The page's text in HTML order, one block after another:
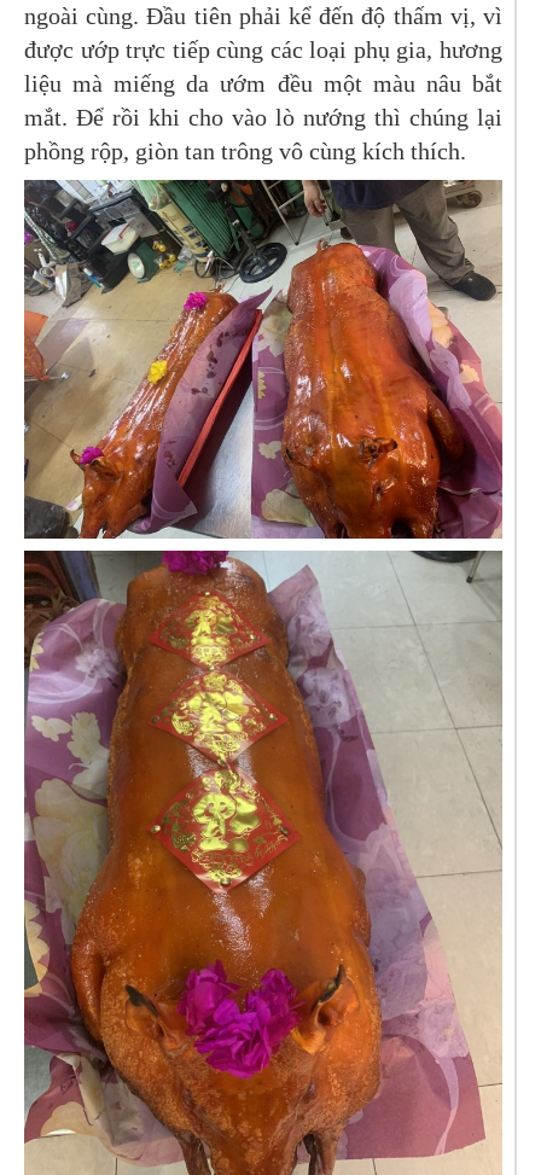
ngoài cùng. Đầu tiên phải kể đến độ thấm vị, vì
được ướp trực tiếp cùng các loại phụ gia, hương
liệu mà miếng da ướm đều một màu nâu bắt
mắt. Để rồi khi cho vào lò nướng thì chúng lại
phồng rộp, giòn tan trông vô cùng kích thích.